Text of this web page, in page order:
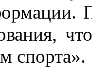
спорта».